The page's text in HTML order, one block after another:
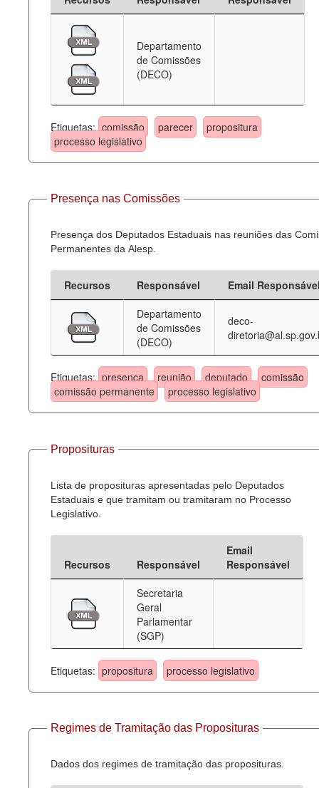
Departamento
de Comissões
(DECO)
Etiquetas: comissão parecer
propositura
processo legislativo
Presença nas Comissões
Presença dos Deputados Estaduais nas reuniões das
Permanentes da Alesp.
Recursos Responsável
Email
Departamento
de Comissões
(DECO)
deco-
Etiquetas: presença reunião deputado
comissão
comissão permanente
processo legislativo
Proposituras
Lista de proposituras apresentadas pelo Deputados
Estaduais e que tramitam ou tramitaram no Processo
Legislativo.
Recursos Responsável
Email
Responsável
Secretaria
Geral
Parlamentar
(SGP)
Etiquetas: propositura processo legislativo
Regimes de Tramitação das Proposituras
Dados dos regimes de tramitação das proposituras.